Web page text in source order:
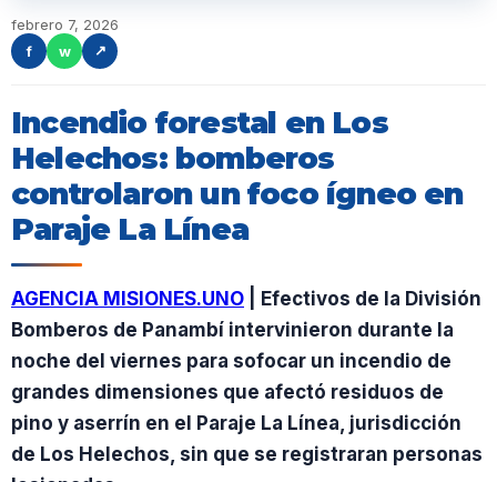
febrero 7, 2026
f
w ↗
Incendio forestal en Los
Helechos: bomberos
controlaron un foco ígneo en
Paraje La Línea
AGENCIA MISIONES.UNO | Efectivos de la División
Bomberos de Panambí intervinieron durante la
noche del viernes para sofocar un incendio de
grandes dimensiones que afectó residuos de
pino y aserrín en el Paraje La Línea, jurisdicción
de Los Helechos, sin que se registraran personas